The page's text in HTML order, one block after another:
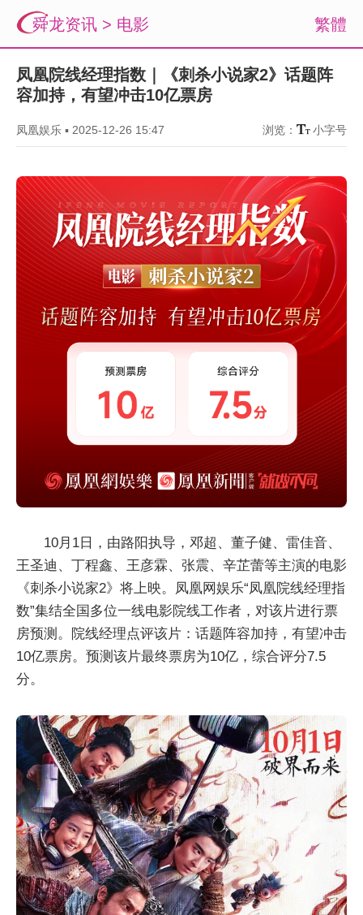
繁體
舜龙资讯 > 电影
凤凰院线经理指数｜《刺杀小说家2》话题阵
容加持，有望冲击10亿票房
凤凰娱乐 ▪ 2025-12-26 15:47 浏览： 小字号
10月1日，由路阳执导，邓超、董子健、雷佳音、
王圣迪、丁程鑫、王彦霖、张震、辛芷蕾等主演的电影
《刺杀小说家2》将上映。凤凰网娱乐“凤凰院线经理指
数”集结全国多位一线电影院线工作者，对该片进行票
房预测。院线经理点评该片：话题阵容加持，有望冲击
10亿票房。预测该片最终票房为10亿，综合评分7.5
分。